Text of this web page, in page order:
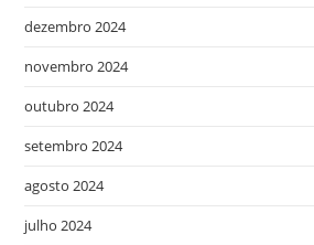
dezembro 2024
novembro 2024
outubro 2024
setembro 2024
agosto 2024
julho 2024